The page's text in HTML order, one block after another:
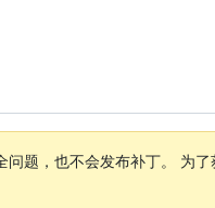
问题，也不会发布补丁。 为